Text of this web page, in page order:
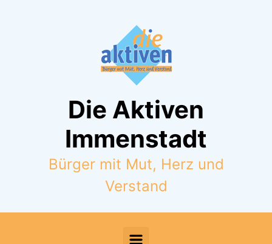
Die Aktiven
Immenstadt
Bürger mit Mut, Herz und
Verstand